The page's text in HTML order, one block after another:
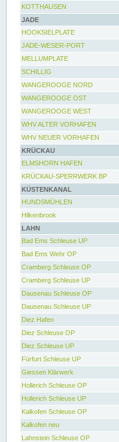
KOTTHAUSEN
JADE
HOOKSIELPLATE
JADE-WESER-PORT
MELLUMPLATE
SCHILLIG
WANGEROOGE NORD
WANGEROOGE OST
WANGEROOGE WEST
WHV ALTER VORHAFEN
WHV NEUER VORHAFEN
KRÜCKAU
ELMSHORN HAFEN
KRÜCKAU-SPERRWERK BP
KÜSTENKANAL
HUNDSMÜHLEN
Hilkenbrook
LAHN
Bad Ems Schleuse UP
Bad Ems Wehr OP
Cramberg Schleuse OP
Cramberg Schleuse UP
Dausenau Schleuse OP
Dausenau Schleuse UP
Diez Hafen
Diez Schleuse OP
Diez Schleuse UP
Fürfurt Schleuse UP
Giessen Klärwerk
Hollerich Schleuse OP
Hollerich Schleuse UP
Kalkofen Schleuse OP
Kalkofen neu
Lahnstein Schleuse OP